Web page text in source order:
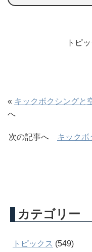
トピ
« キックボクシングと
へ
次の記事へ キックボ
カテゴリー
トピックス (549)